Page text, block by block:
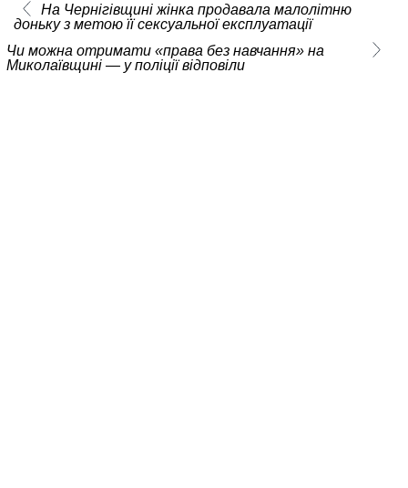
На Чернігівщині жінка продавала малолітню
доньку з метою її сексуальної експлуатації
Чи можна отримати «права без навчання» на
Миколаївщині — у поліції відповіли